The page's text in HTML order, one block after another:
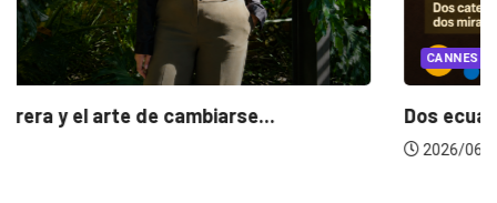
CANNES LIONS 2026
Dos ecuatorianos en el jurado de